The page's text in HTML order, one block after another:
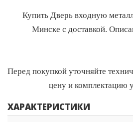
Купить Дверь входную
Минске с доставкой.
Перед покупкой уточняйте
цену и комплектацию
ХАРАКТЕРИСТИКИ